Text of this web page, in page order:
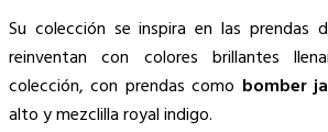
Su colección se inspira en las prendas
reinventan con colores brillantes
colección, con prendas como bomber
alto y mezclilla royal indigo.